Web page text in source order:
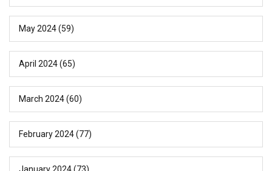
May 2024(59)
April 2024(65)
March 2024(60)
February 2024(77)
January 2024(73)